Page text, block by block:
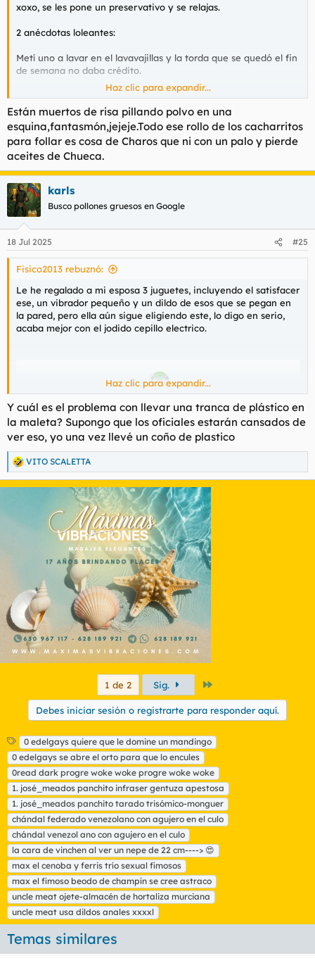
xoxo, se les pone un preservativo y se relajas.
2 anécdotas loleantes:
Metí uno a lavar en el lavavajillas y la torda que se quedó el fin
de semana no daba crédito.
Un dia volviendo a casa, mis sobrinos de 6 y 7 años utilizando 2
dildos venosos como pistolas, tirándose muertos de bala por el
suelo.
Haz clic para expandir...
Están muertos de risa pillando polvo en una
esquina,fantasmón,jejeje.Todo ese rollo de los cacharritos
para follar es cosa de Charos que ni con un palo y pierde
aceites de Chueca.
karls
Busco pollones gruesos en Google
18 Jul 2025 #25
Fisico2013 rebuznó:
Le he regalado a mi esposa 3 juguetes, incluyendo el satisfacer
ese, un vibrador pequeño y un dildo de esos que se pegan en
la pared, pero ella aún sigue eligiendo este, lo digo en serio,
acaba mejor con el jodido cepillo electrico.
Lo mejor es que cuando nos ibamos de vacaciones (en nuestra
juventud) lo llevabas en la maleta y no daba el cante, cosa que
si pasa si llevas una verga de plástico (como una vez nos pasó
en los rayos X del aeropuerto).
Haz clic para expandir...
Y cuál es el problema con llevar una tranca de plástico en
la maleta? Supongo que los oficiales estarán cansados de
ver eso, yo una vez llevé un coño de plastico
R
e
a
VITO SCALETTA
1 de 2 Sig.
Debes iniciar sesión o registrarte para responder aquí.
E
t
i
q
u
e
t
a
s
0 edelgays quiere que le domine un mandingo
0 edelgays se abre el orto para que lo encules
0read dark progre woke woke progre woke woke
1. josé_meados panchito infraser gentuza apestosa
1. josé_meados panchito tarado trisómico-monguer
chándal federado venezolano con agujero en el culo
chándal venezol ano con agujero en el culo
la cara de vinchen al ver un nepe de 22 cm----> 😍
max el cenoba y ferris trío sexual fimosos
max el fimoso beodo de champín se cree astraco
uncle meat ojete-almacén de hortaliza murciana
uncle meat usa dildos anales xxxxl
Temas similares